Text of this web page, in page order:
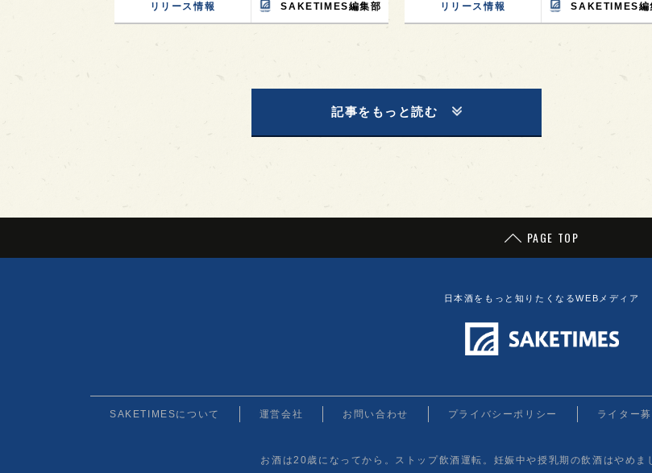
リリース情報 SAKETIMES編集部 リリース情報 SAKETIMES編
記事をもっと読む
PAGE TOP
日本酒をもっと知りたくなるWEBメディア
SAKETIMESについて 運営会社 お問い合わせ プライバシーポリシー ライター
お酒は20歳になってから。ストップ飲酒運転。妊娠中や授乳期の飲酒はやめま